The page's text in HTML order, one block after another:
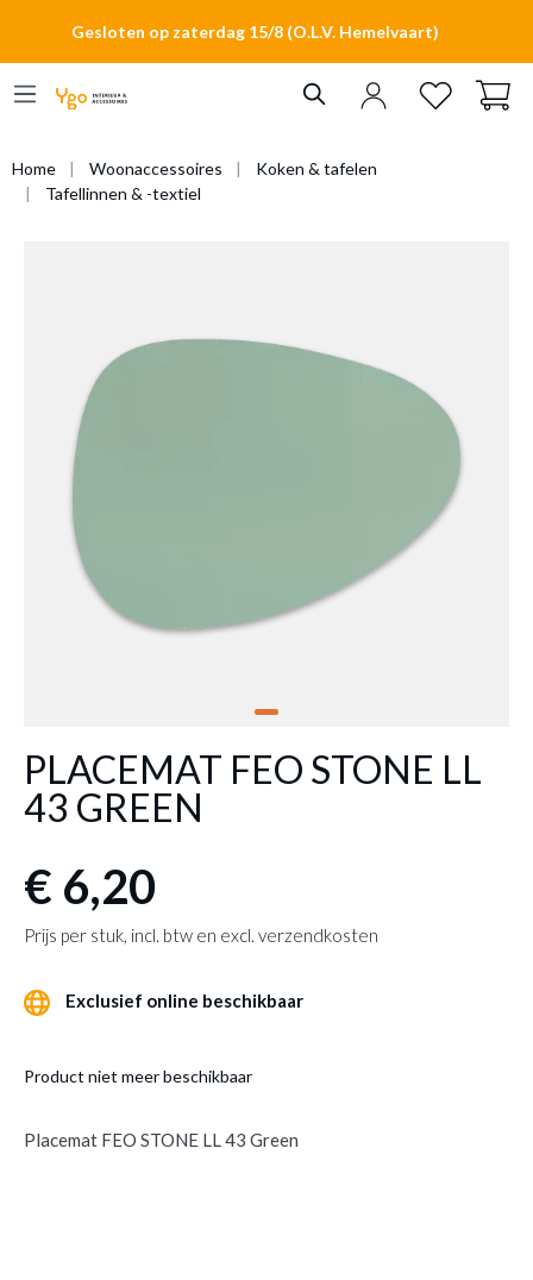
Gesloten op zaterdag 15/8 (O.L.V. Hemelvaart)
Home Woonaccessoires
Koken & tafelen
Tafellinnen & -textiel
PLACEMAT FEO STONE LL
43 GREEN
€ 6,20
Prijs per stuk, incl. btw en excl. verzendkosten
Exclusief online beschikbaar
Product niet meer beschikbaar
Placemat FEO STONE LL 43 Green